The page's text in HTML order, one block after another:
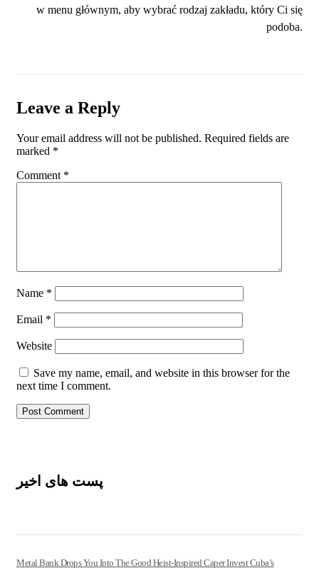
w menu głównym, aby wybrać rodzaj zakładu, który Ci się
podoba.
Leave a Reply
Your email address will not be published. Required fields are
marked *
Comment *
Name *
Email *
Website
Save my name, email, and website in this browser for the
next time I comment.
پست های اخیر
Metal Bank Drops You Into The Good Heist-Inspired Caper Invest Cuba’s